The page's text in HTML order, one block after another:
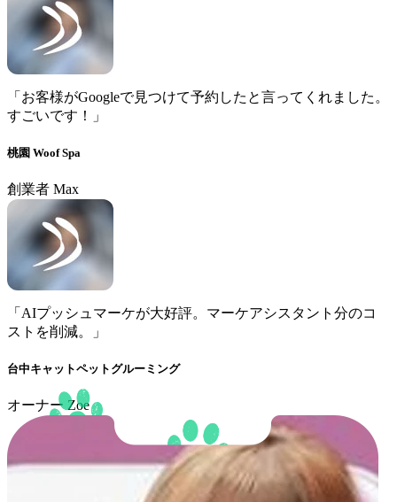
「お客様がGoogleで見つけて予約したと言ってくれました。
すごいです！」
桃園 Woof Spa
創業者 Max
「AIプッシュマーケが大好評。マーケアシスタント分のコ
ストを削減。」
台中キャットペットグルーミング
オーナー Zoe